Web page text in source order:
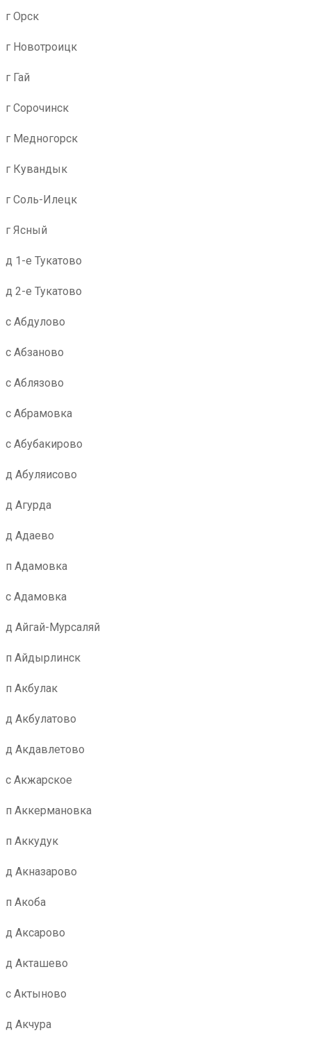
г Орск
г Новотроицк
г Гай
г Сорочинск
г Медногорск
г Кувандык
г Соль-Илецк
г Ясный
д 1-е Тукатово
д 2-е Тукатово
с Абдулово
с Абзаново
с Аблязово
с Абрамовка
с Абубакирово
д Абуляисово
д Агурда
д Адаево
п Адамовка
с Адамовка
д Айгай-Мурсаляй
п Айдырлинск
п Акбулак
д Акбулатово
д Акдавлетово
с Акжарское
п Аккермановка
п Аккудук
д Акназарово
п Акоба
д Аксарово
д Акташево
с Актыново
д Акчура